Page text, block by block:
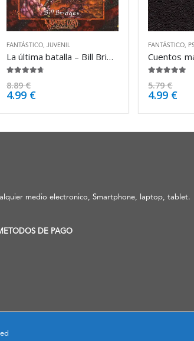
FANTÁSTICO JUVENIL
La última batalla – Bill Bridges
8.89€
4.99 €
FANTÁSTICO
5.79€
4.99 €
medio electronico, Smartphone, laptop, tablet.
DE PAGO